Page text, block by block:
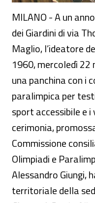
MILANO - A un
dei Giardini di via
Maglio, l’ideatore
1960, mercoledì
una panchina con i
paralimpica per
sport accessibile e
cerimonia,
Commissione
Olimpiadi e
Alessandro Giungi,
territoriale della